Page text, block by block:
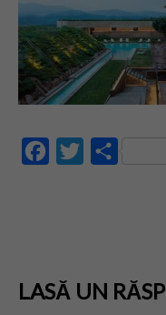
FacebookTwitter
LASĂ UN